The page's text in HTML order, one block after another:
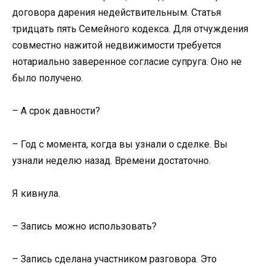
договора дарения недействительным. Статья
тридцать пять Семейного кодекса. Для отчуждения
совместно нажитой недвижимости требуется
нотариально заверенное согласие супруга. Оно не
было получено.
– А срок давности?
– Год с момента, когда вы узнали о сделке. Вы
узнали неделю назад. Времени достаточно.
Я кивнула.
– Запись можно использовать?
– Запись сделана участником разговора. Это